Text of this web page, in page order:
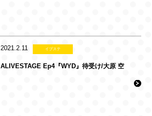
2021.2.11 イブステ
ALIVESTAGE Ep4『WYD』待受け/大原 空